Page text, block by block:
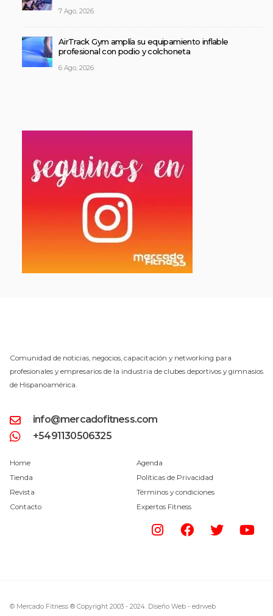
7 Ago, 2026
AirTrack Gym amplía su equipamiento inflable
profesional con podio y colchoneta
6 Ago, 2026
Comunidad de noticias, negocios, capacitación y networking para
profesionales y empresarios de la industria de clubes deportivos y gimnasios
de Hispanoamérica.
info@mercadofitness.com
+5491130506325
Home
Tienda
Revista
Contacto
Agenda
Políticas de Privacidad
Términos y condiciones
Expertos Fitness
© Mercado Fitness ® Copyright 2003 - 2024. Diseño Web - edrweb